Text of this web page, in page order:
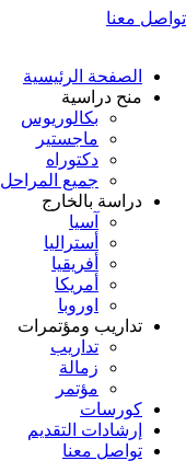
تواصل معنا
الصفحة الرئيسية
منح دراسية
بكالوريوس
ماجستير
دكتوراه
جميع المراحل
دراسة بالخارج
آسيا
أستراليا
أفريقيا
أمريكا
اوروبا
تداريب ومؤتمرات
تداريب
زمالة
مؤتمر
كورسات
إرشادات التقديم
تواصل معنا